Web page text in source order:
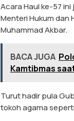
Acara Haul ke-57
Menteri Hukum dan
Muhammad Akbar.
BACA JUGA
Kamtibmas
Turut hadir pula
tokoh agama